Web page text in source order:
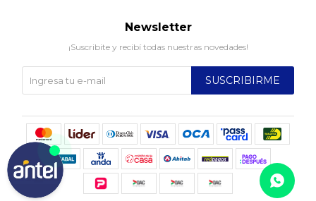
Newsletter
¡Suscribite y recibí todas nuestras novedades!
SUSCRIBIRME